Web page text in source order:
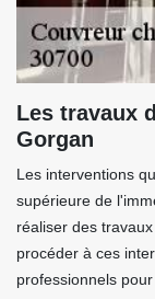
Les travaux
Gorgan
Les interventions
supérieure de
réaliser des
procéder à ces
professionnels